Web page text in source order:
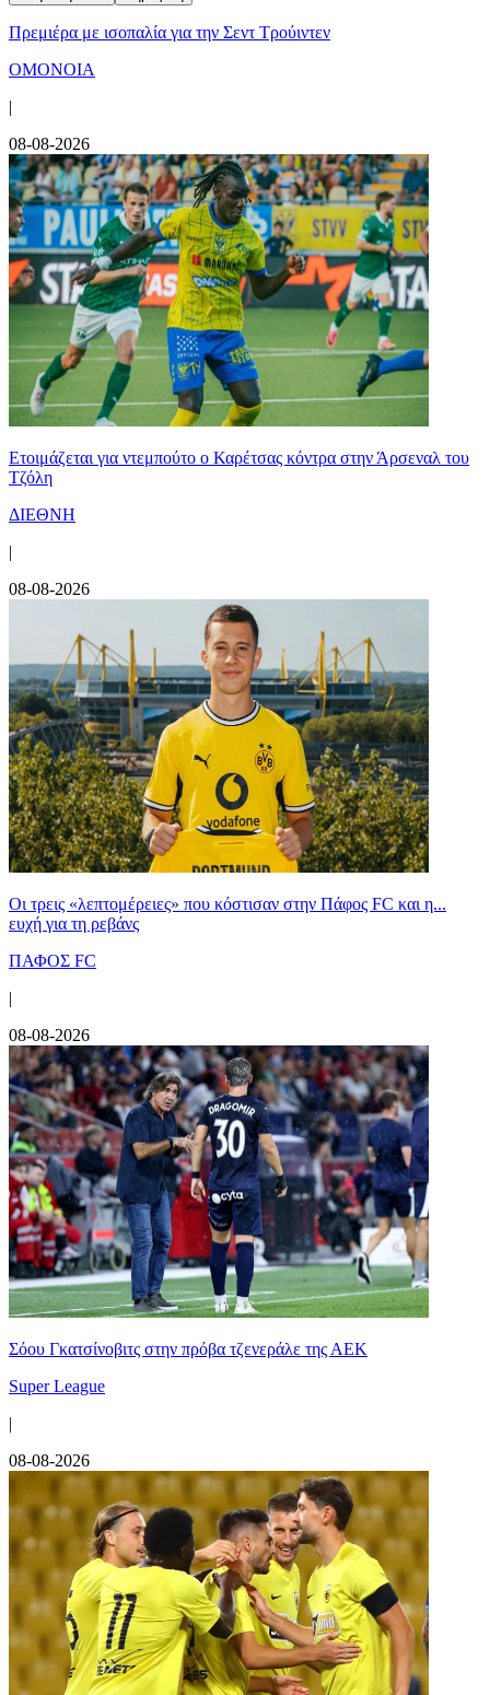
Πρεμιέρα με ισοπαλία για την Σεντ Τρούιντεν
ΟΜΟΝΟΙΑ
|
08-08-2026
Ετοιμάζεται για ντεμπούτο ο Καρέτσας κόντρα στην Άρσεναλ του
Τζόλη
ΔΙΕΘΝΗ
|
08-08-2026
Οι τρεις «λεπτομέρειες» που κόστισαν στην Πάφος FC και η...
ευχή για τη ρεβάνς
ΠΑΦΟΣ FC
|
08-08-2026
Σόου Γκατσίνοβιτς στην πρόβα τζενεράλε της ΑΕΚ
Super League
|
08-08-2026